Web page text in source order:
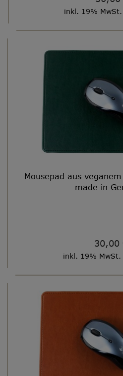
inkl. 19% MwSt.
Mousepad aus
made in
30,00
inkl. 19% MwSt.